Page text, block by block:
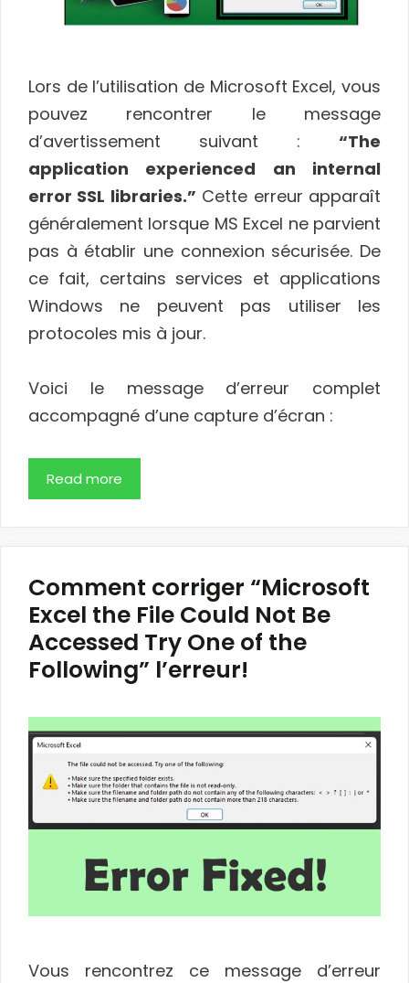
Lors de l’utilisation de Microsoft Excel, vous
pouvez rencontrer le message
d’avertissement suivant : “The
application experienced an internal
error SSL libraries.” Cette erreur apparaît
généralement lorsque MS Excel ne parvient
pas à établir une connexion sécurisée. De
ce fait, certains services et applications
Windows ne peuvent pas utiliser les
protocoles mis à jour.
Voici le message d’erreur complet
accompagné d’une capture d’écran :
Read more
Comment corriger “Microsoft
Excel the File Could Not Be
Accessed Try One of the
Following” l’erreur!
Vous rencontrez ce message d’erreur